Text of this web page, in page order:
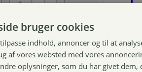
bruger cookies
indhold, annoncer og til at
af vores websted med vores
oplysninger, som du har givet